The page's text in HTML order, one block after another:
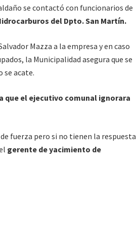
se contactó con funcionarios de
del Dpto. San Martín.
Mazza a la empresa y en caso
la Municipalidad asegura que se
se acate.
que el ejecutivo comunal ignorara
fuerza pero si no tienen la respuesta
gerente de yacimiento de